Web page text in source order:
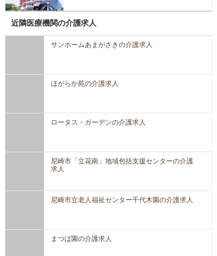
近隣医療機関の介護求人
サンホームあまがさきの介護求人
ほがらか苑の介護求人
ロータス・ガーデンの介護求人
尼崎市「立花南」地域包括支援センターの介護
求人
尼崎市立老人福祉センター千代木園の介護求人
まつば園の介護求人